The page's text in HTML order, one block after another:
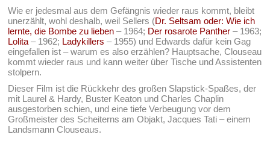
Wie er jedesmal aus dem Gefängnis wieder raus kommt, bleibt
unerzählt, wohl deshalb, weil Sellers (Dr. Seltsam oder: Wie ich
lernte, die Bombe zu lieben – 1964; Der rosarote Panther – 1963;
Lolita – 1962; Ladykillers – 1955) und Edwards dafür kein Gag
eingefallen ist – warum es also erzählen? Hauptsache, Clouseau
kommt wieder raus und kann weiter über Tische und Assistenten
stolpern.
Dieser Film ist die Rückkehr des großen Slapstick-Spaßes, der
mit Laurel & Hardy, Buster Keaton und Charles Chaplin
ausgestorben schien, und eine tiefe Verbeugung vor dem
Großmeister des Scheiterns am Objakt, Jacques Tati – einem
Landsmann Clouseaus.